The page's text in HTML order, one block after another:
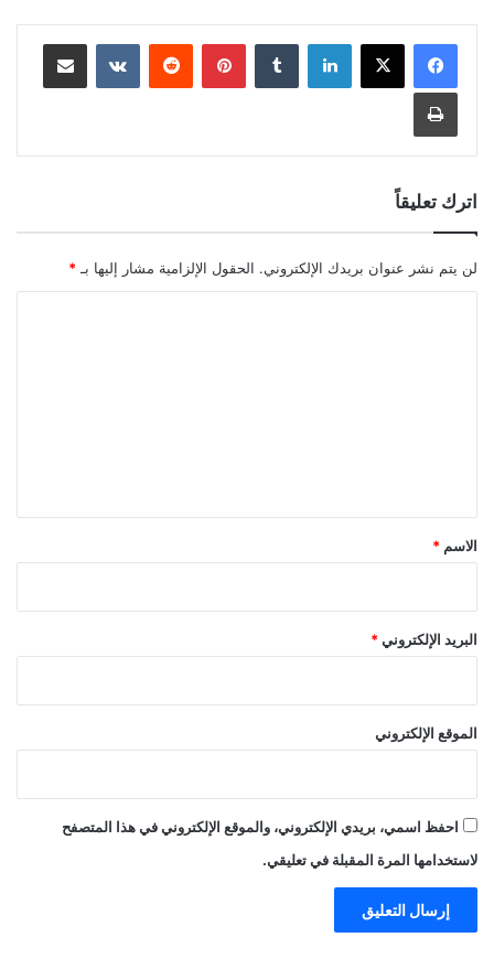
لينكدإن بينتيريست مشاركة عبر البريد
طباعة
اترك تعليقاً
لن يتم نشر عنوان بريدك الإلكتروني. الحقول الإلزامية مشار إليها بـ *
*
الاسم *
البريد الإلكتروني *
الموقع الإلكتروني
احفظ اسمي، بريدي الإلكتروني، والموقع الإلكتروني في هذا المتصفح
لاستخدامها المرة المقبلة في تعليقي.